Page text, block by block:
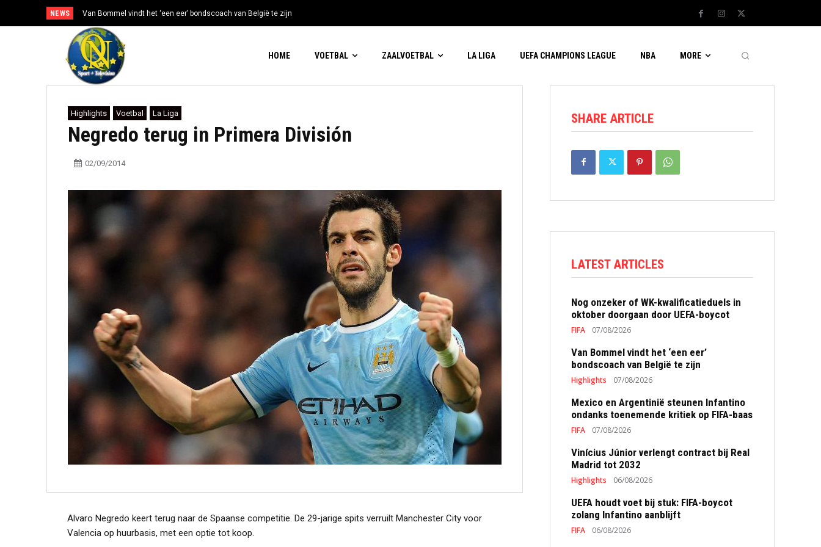
NEWS Van Bommel vindt het ‘een eer’ bondscoach van België te zijn
HOME VOETBAL ZAALVOETBAL LA LIGA UEFA CHAMPIONS LEAGUE NBA MORE
Highlights Voetbal La Liga
Negredo terug in Primera División
02/09/2014
Alvaro Negredo keert terug naar de Spaanse competitie. De 29-jarige spits verruilt Manchester City voor
Valencia op huurbasis, met een optie tot koop.
SHARE ARTICLE
LATEST ARTICLES
Nog onzeker of WK-kwalificatieduels in
oktober doorgaan door UEFA-boycot
FIFA 07/08/2026
Van Bommel vindt het ‘een eer’
bondscoach van België te zijn
Highlights 07/08/2026
Mexico en Argentinië steunen Infantino
ondanks toenemende kritiek op FIFA-baas
FIFA 07/08/2026
Vinícius Júnior verlengt contract bij Real
Madrid tot 2032
Highlights 06/08/2026
UEFA houdt voet bij stuk: FIFA-boycot
zolang Infantino aanblijft
FIFA 06/08/2026